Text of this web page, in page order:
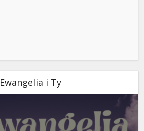
Ewangelia i Ty